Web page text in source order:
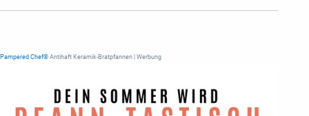
Pampered Chef® Antihaft Keramik-Bratpfannen | Werbung